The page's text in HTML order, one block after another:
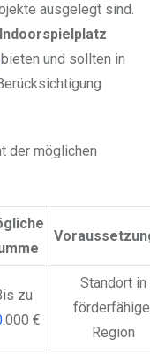
ausgelegt sind.
bieten und sollten in
der möglichen
zu
.000 €
Standort in
Region